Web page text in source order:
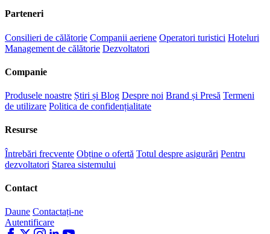
Parteneri
Consilieri de călătorie Companii aeriene Operatori turistici Hoteluri
Management de călătorie Dezvoltatori
Companie
Produsele noastre Știri și Blog Despre noi Brand și Presă Termeni
de utilizare Politica de confidențialitate
Resurse
Întrebări frecvente Obține o ofertă Totul despre asigurări Pentru
dezvoltatori Starea sistemului
Contact
Daune Contactați-ne
Autentificare